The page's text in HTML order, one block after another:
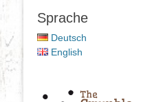
Sprache
Deutsch
English